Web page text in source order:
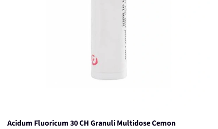
Acidum Fluoricum 30 CH Granuli Multidose Cemon